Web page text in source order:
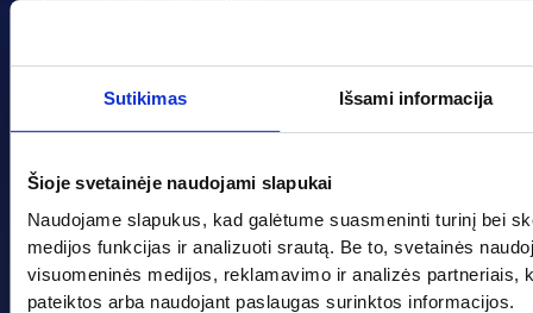
Sutikimas Išsami informacija
Šioje svetainėje naudojami slapukai
Naudojame slapukus, kad galėtume suasmeninti turinį bei
medijos funkcijas ir analizuoti srautą. Be to, svetainės
visuomeninės medijos, reklamavimo ir analizės partneriais,
pateiktos arba naudojant paslaugas surinktos informacijos.
Adresas: Tarpučių g. 166, LT-68132 Marijampolė
Telefonas:+370 662 41046
Gedimino g. 2, Marijampolė 68308
+370 662 41046
info@evadeco.net